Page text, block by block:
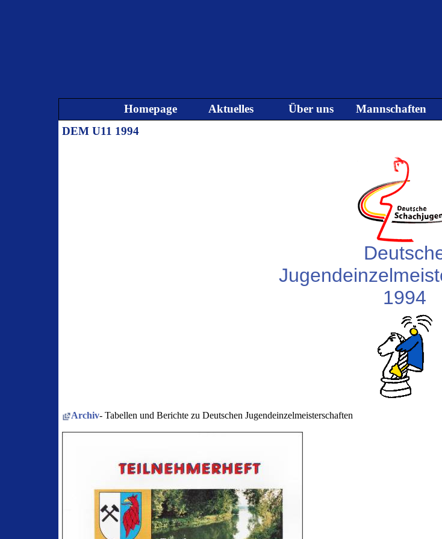
Menü
Homepage Aktuelles ▼
Über uns ▼
Mannschaften
DEM U11 1994
1994
Archiv- Tabellen und Berichte zu Deutschen Jugendeinzelmeisterschaften